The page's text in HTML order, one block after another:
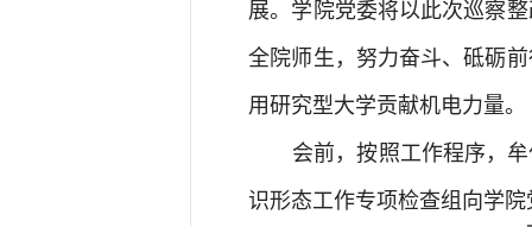
展。学院党委将以此次巡察
全院师生，努力奋斗、砥砺
用研究型大学贡献机电力量。
会前，按照工作程序，
识形态工作专项检查组向学